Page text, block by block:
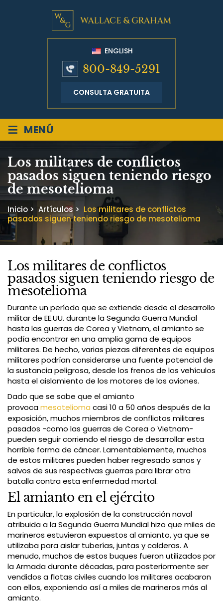
ENGLISH
800-849-5291
CONSULTA GRATUITA
≡ MENÚ
Los militares de conflictos
pasados siguen teniendo riesgo
de mesotelioma
Inicio > Artículos > Los militares de conflictos
pasados siguen teniendo riesgo de mesotelioma
Los militares de conflictos
pasados siguen teniendo riesgo de
mesotelioma
Durante un período que se extiende desde el desarrollo
militar de EE.UU. durante la Segunda Guerra Mundial
hasta las guerras de Corea y Vietnam, el amianto se
podía encontrar en una amplia gama de equipos
militares. De hecho, varias piezas diferentes de equipos
militares podrían considerarse una fuente potencial de
la sustancia peligrosa, desde los frenos de los vehículos
hasta el aislamiento de los motores de los aviones.
Dado que se sabe que el amianto
provocamesotelioma casi 10 a 50 años después de la
exposición, muchos miembros de conflictos militares
pasados -como las guerras de Corea o Vietnam-
pueden seguir corriendo el riesgo de desarrollar esta
horrible forma de cáncer. Lamentablemente, muchos
de estos militares pueden haber regresado sanos y
salvos de sus respectivas guerras para librar otra
batalla contra esta enfermedad mortal.
El amianto en el ejército
En particular, la explosión de la construcción naval
atribuida a la Segunda Guerra Mundial hizo que miles de
marineros estuvieran expuestos al amianto, ya que se
utilizaba para aislar tuberías, juntas y calderas. A
menudo, muchos de estos buques fueron utilizados por
la Armada durante décadas, para posteriormente ser
vendidos a flotas civiles cuando los militares acabaron
con ellos, exponiendo así a miles de marineros más al
amianto.